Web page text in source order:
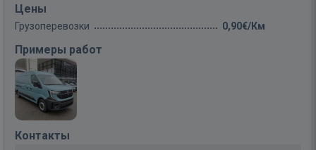
Цены
Грузоперевозки 0,90€/Км
Примеры работ
Контакты